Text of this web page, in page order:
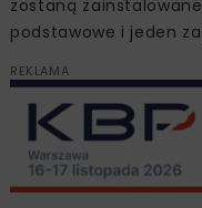
zostaną
podstawowe i jeden
REKLAMA